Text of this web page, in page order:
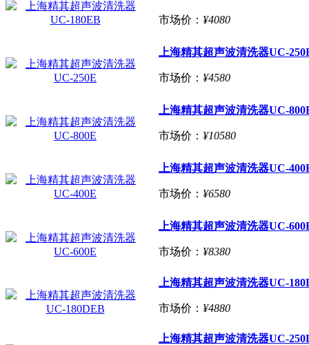
市场价： ¥4080
上海精其超声波清洗器UC-
市场价： ¥4580
上海精其超声波清洗器UC-
市场价： ¥10580
上海精其超声波清洗器UC-
市场价： ¥6580
上海精其超声波清洗器UC-
市场价： ¥8380
上海精其超声波清洗器UC-
市场价： ¥4880
上海精其超声波清洗器UC-